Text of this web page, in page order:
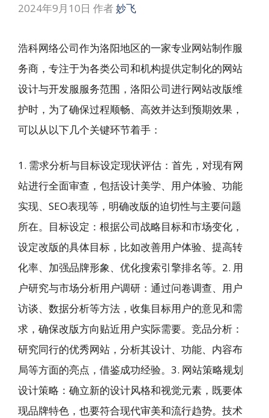
2024年9月10日 作者妙飞
浩科网络公司作为洛阳地区的一家专业网站制作服
务商，专注于为各类公司和机构提供定制化的网站
设计与开发服服务范围，洛阳公司进行网站改版维
护时，为了确保过程顺畅、高效并达到预期效果，
可以从以下几个关键环节着手：
1. 需求分析与目标设定现状评估：首先，对现有网
站进行全面审查，包括设计美学、用户体验、功能
实现、SEO表现等，明确改版的迫切性与主要问题
所在。目标设定：根据公司战略目标和市场变化，
设定改版的具体目标，比如改善用户体验、提高转
化率、加强品牌形象、优化搜索引擎排名等。2. 用
户研究与市场分析用户调研：通过问卷调查、用户
访谈、数据分析等方法，收集目标用户的意见和需
求，确保改版方向贴近用户实际需要。竞品分析：
研究同行的优秀网站，分析其设计、功能、内容布
局等方面的亮点，借鉴成功经验。3. 网站策略规划
设计策略：确立新的设计风格和视觉元素，既要体
现品牌特色，也要符合现代审美和流行趋势。技术